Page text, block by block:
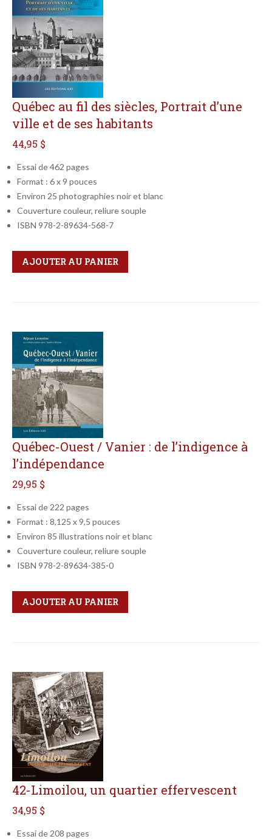
Québec au fil des siècles, Portrait d’une
ville et de ses habitants
44,95 $
Essai de 462 pages
Format : 6 x 9 pouces
Environ 25 photographies noir et blanc
Couverture couleur, reliure souple
ISBN 978-2-89634-568-7
Qté
Format
AJOUTER AU PANIER
Québec-Ouest / Vanier : de l’indigence à
l’indépendance
29,95 $
Essai de 222 pages
Format : 8,125 x 9,5 pouces
Environ 85 illustrations noir et blanc
Couverture couleur, reliure souple
ISBN 978-2-89634-385-0
Qté
Format
AJOUTER AU PANIER
42-Limoilou, un quartier effervescent
34,95 $
Essai de 208 pages